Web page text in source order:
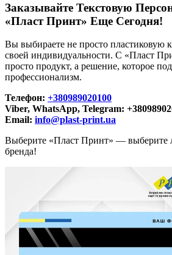
Заказывайте Текстовую
«Пласт Принт» Еще Сегодня!
Вы выбираете не просто пластиковую
своей индивидуальности. С «Пласт
просто продукт, а решение, которое
профессионализм.
Телефон: +380989020100
Viber, WhatsApp, Telegram:
Email: info@plast-print.ua
Выберите «Пласт Принт» — выберите
бренда!